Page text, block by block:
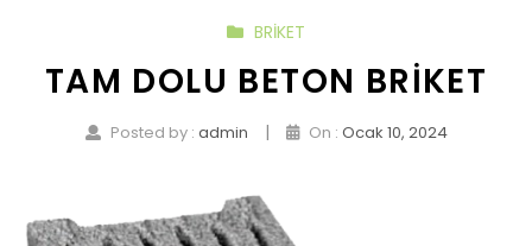
BRIKET
TAM DOLU BETON BRIKET
Posted by : admin | On : Ocak 10, 2024